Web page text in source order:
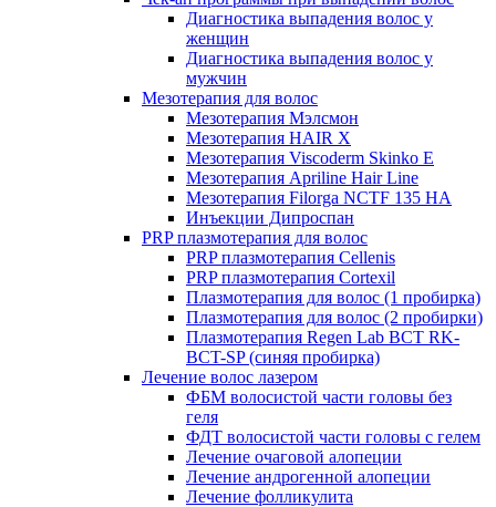
Диагностика выпадения волос у
женщин
Диагностика выпадения волос у
мужчин
Мезотерапия для волос
Мезотерапия Мэлсмон
Мезотерапия HAIR X
Мезотерапия Viscoderm Skinko E
Мезотерапия Apriline Hair Line
Мезотерапия Filorga NCTF 135 HA
Инъекции Дипроспан
PRP плазмотерапия для волос
PRP плазмотерапия Cellenis
PRP плазмотерапия Cortexil
Плазмотерапия для волос (1 пробирка)
Плазмотерапия для волос (2 пробирки)
Плазмотерапия Regen Lab BCT RK-
BCT-SP (синяя пробирка)
Лечение волос лазером
ФБМ волосистой части головы без
геля
ФДТ волосистой части головы с гелем
Лечение очаговой алопеции
Лечение андрогенной алопеции
Лечение фолликулита